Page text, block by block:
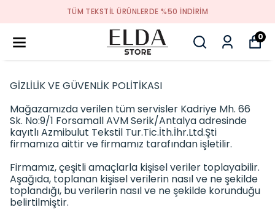
TÜM TEKSTIL ÜRÜNLERDE %50 INDIRIM
0
GİZLİLİK VE GÜVENLİK POLİTİKASI
Mağazamızda verilen tüm servisler Kadriye Mh. 66
Sk. No:9/1 Forsamall AVM Serik/Antalya adresinde
kayıtlı Azmibulut Tekstil Tur.Tic.İth.İhr.Ltd.Şti
firmamıza aittir ve firmamız tarafından işletilir.
Firmamız, çeşitli amaçlarla kişisel veriler toplayabilir.
Aşağıda, toplanan kişisel verilerin nasıl ve ne şekilde
toplandığı, bu verilerin nasıl ve ne şekilde korunduğu
belirtilmiştir.